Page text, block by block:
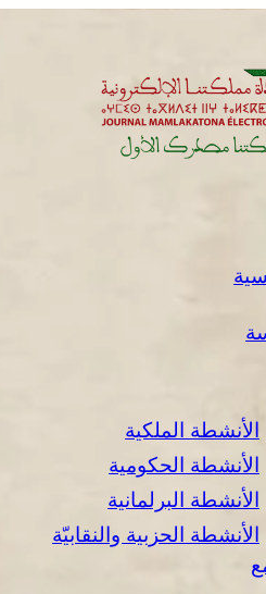
الأنشطة الملكية
الأنشطة الحكومية
الأنشطة البرلمانية
الأنشطة الحزبية والنقابيّة